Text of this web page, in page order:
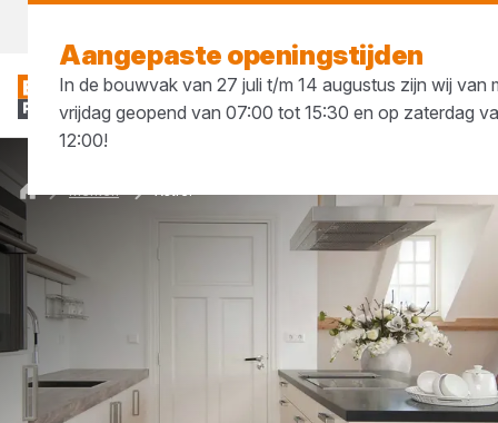
Merken Xstrel
Aangepaste openingstijden
In de bouwvak van 27 juli t/m 14 augustus zijn wij van
vrijdag geopend van 07:00 tot 15:30 en op zaterdag
12:00!